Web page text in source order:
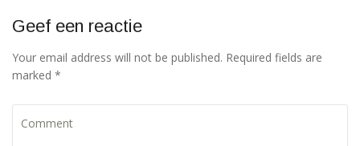
Geef een reactie
Your email address will not be published. Required fields are
marked *